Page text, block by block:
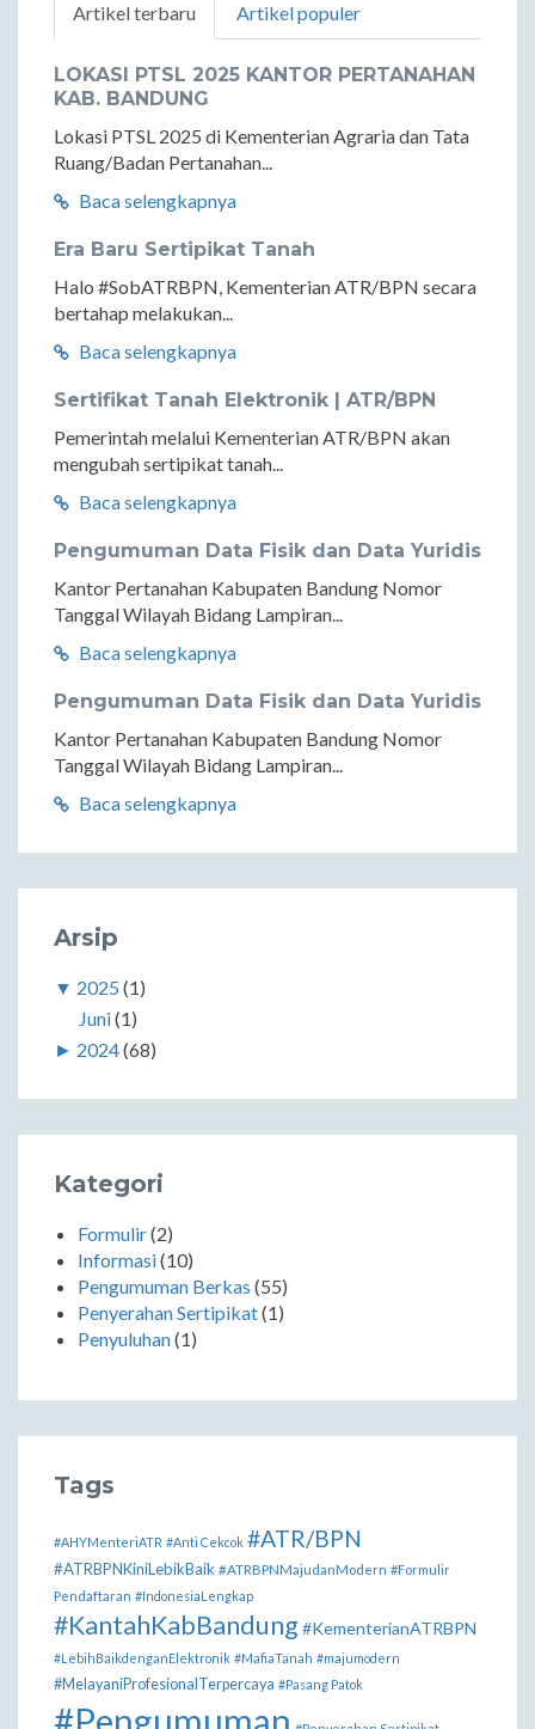
Artikel terbaru Artikel populer
LOKASI PTSL 2025 KANTOR PERTANAHAN
KAB. BANDUNG
Lokasi PTSL 2025 di Kementerian Agraria dan Tata
Ruang/Badan Pertanahan...
Baca selengkapnya
Era Baru Sertipikat Tanah
Halo #SobATRBPN, Kementerian ATR/BPN secara
bertahap melakukan...
Baca selengkapnya
Sertifikat Tanah Elektronik | ATR/BPN
Pemerintah melalui Kementerian ATR/BPN akan
mengubah sertipikat tanah...
Baca selengkapnya
Pengumuman Data Fisik dan Data Yuridis
Kantor Pertanahan Kabupaten Bandung Nomor
Tanggal Wilayah Bidang Lampiran...
Baca selengkapnya
Pengumuman Data Fisik dan Data Yuridis
Kantor Pertanahan Kabupaten Bandung Nomor
Tanggal Wilayah Bidang Lampiran...
Baca selengkapnya
Arsip
▼ 2025 (1)
Juni(1)
► 2024(68)
Kategori
Formulir(2)
Informasi(10)
Pengumuman Berkas (55)
Penyerahan Sertipikat(1)
Penyuluhan(1)
Tags
#AHYMenteriATR #Anti Cekcok #ATR/BPN
#ATRBPNKiniLebikBaik #ATRBPNMajudanModern #Formulir
Pendaftaran #IndonesiaLengkap
#KantahKabBandung #KementerianATRBPN
#LebihBaikdenganElektronik #MafiaTanah #majumodern
#MelayaniProfesionalTerpercaya #Pasang Patok
#Pengumuman